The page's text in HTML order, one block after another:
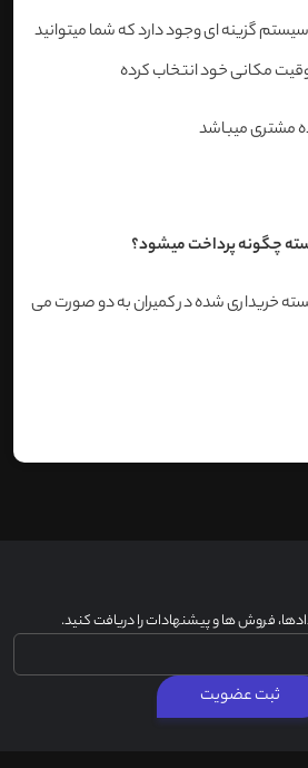
گزینه ای وجود دارد که شما میتوانید
مکانی خود انتخاب کرده
مشتری میباشد
چگونه پرداخت میشود؟
خریداری شده در کمیران به دو صورت می
فروش ها و پیشنهادات را دریافت کنید.
ثبت عضویت